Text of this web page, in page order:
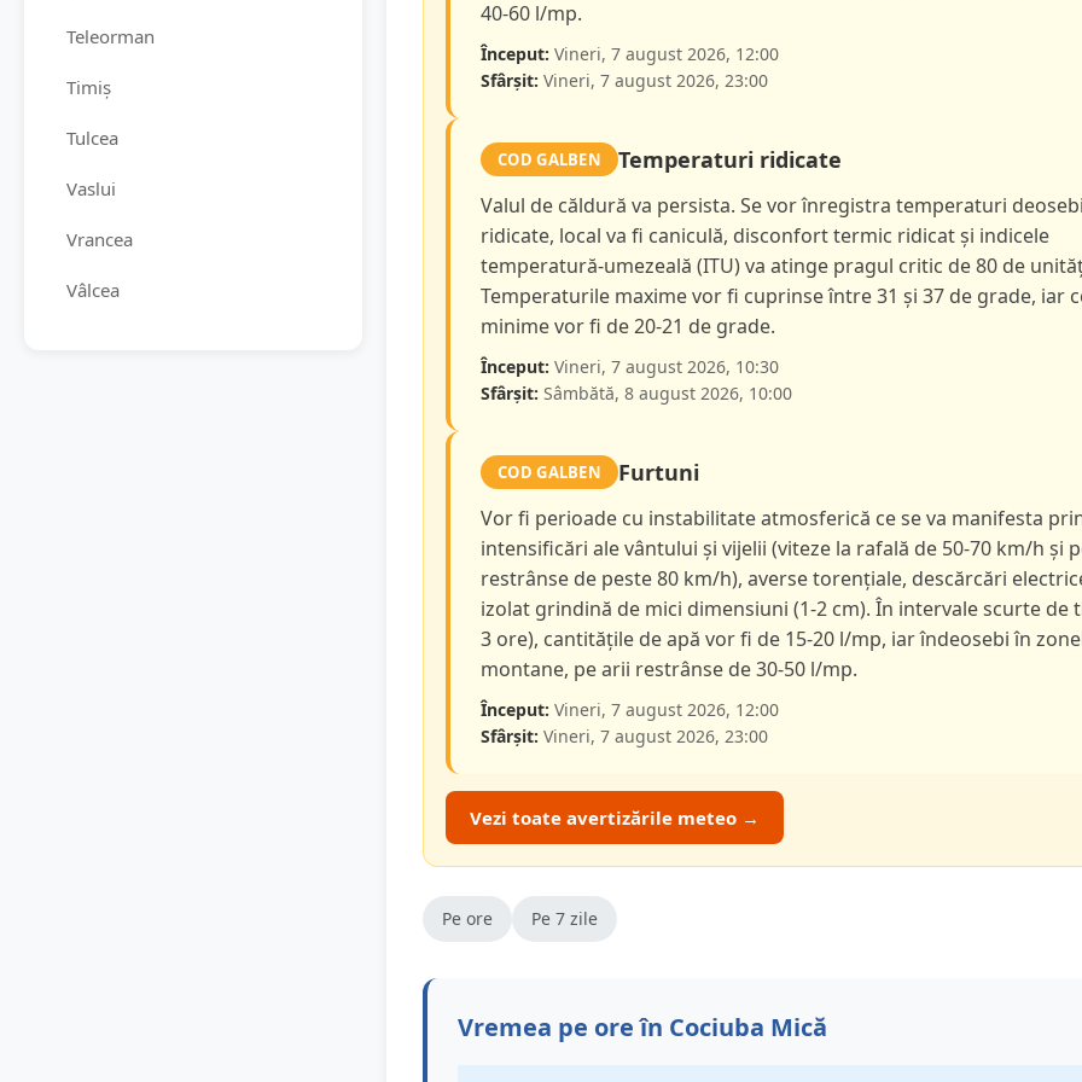
Teleorman
Timiș
Tulcea
Vaslui
Vrancea
Vâlcea
40-60 l/mp.
Început: Vineri, 7 august 2026, 12:00
Sfârșit: Vineri, 7 august 2026, 23:00
COD GALBEN Temperaturi ridicate
Valul de căldură va persista. Se vor înregistra temperaturi
ridicate, local va fi caniculă, disconfort termic ridicat și indicele
temperatură-umezeală (ITU) va atinge pragul critic de 80 de
Temperaturile maxime vor fi cuprinse între 31 și 37 de grade, iar
minime vor fi de 20-21 de grade.
Început: Vineri, 7 august 2026, 10:30
Sfârșit: Sâmbătă, 8 august 2026, 10:00
COD GALBEN Furtuni
Vor fi perioade cu instabilitate atmosferică ce se va manifesta
intensificări ale vântului și vijelii (viteze la rafală de 50-70 km/h și
restrânse de peste 80 km/h), averse torențiale, descărcări
izolat grindină de mici dimensiuni (1-2 cm). În intervale scurte de
3 ore), cantitățile de apă vor fi de 15-20 l/mp, iar îndeosebi în
montane, pe arii restrânse de 30-50 l/mp.
Început: Vineri, 7 august 2026, 12:00
Sfârșit: Vineri, 7 august 2026, 23:00
Vezi toate avertizările meteo →
Pe ore Pe 7 zile
Vremea pe ore în Cociuba Mică